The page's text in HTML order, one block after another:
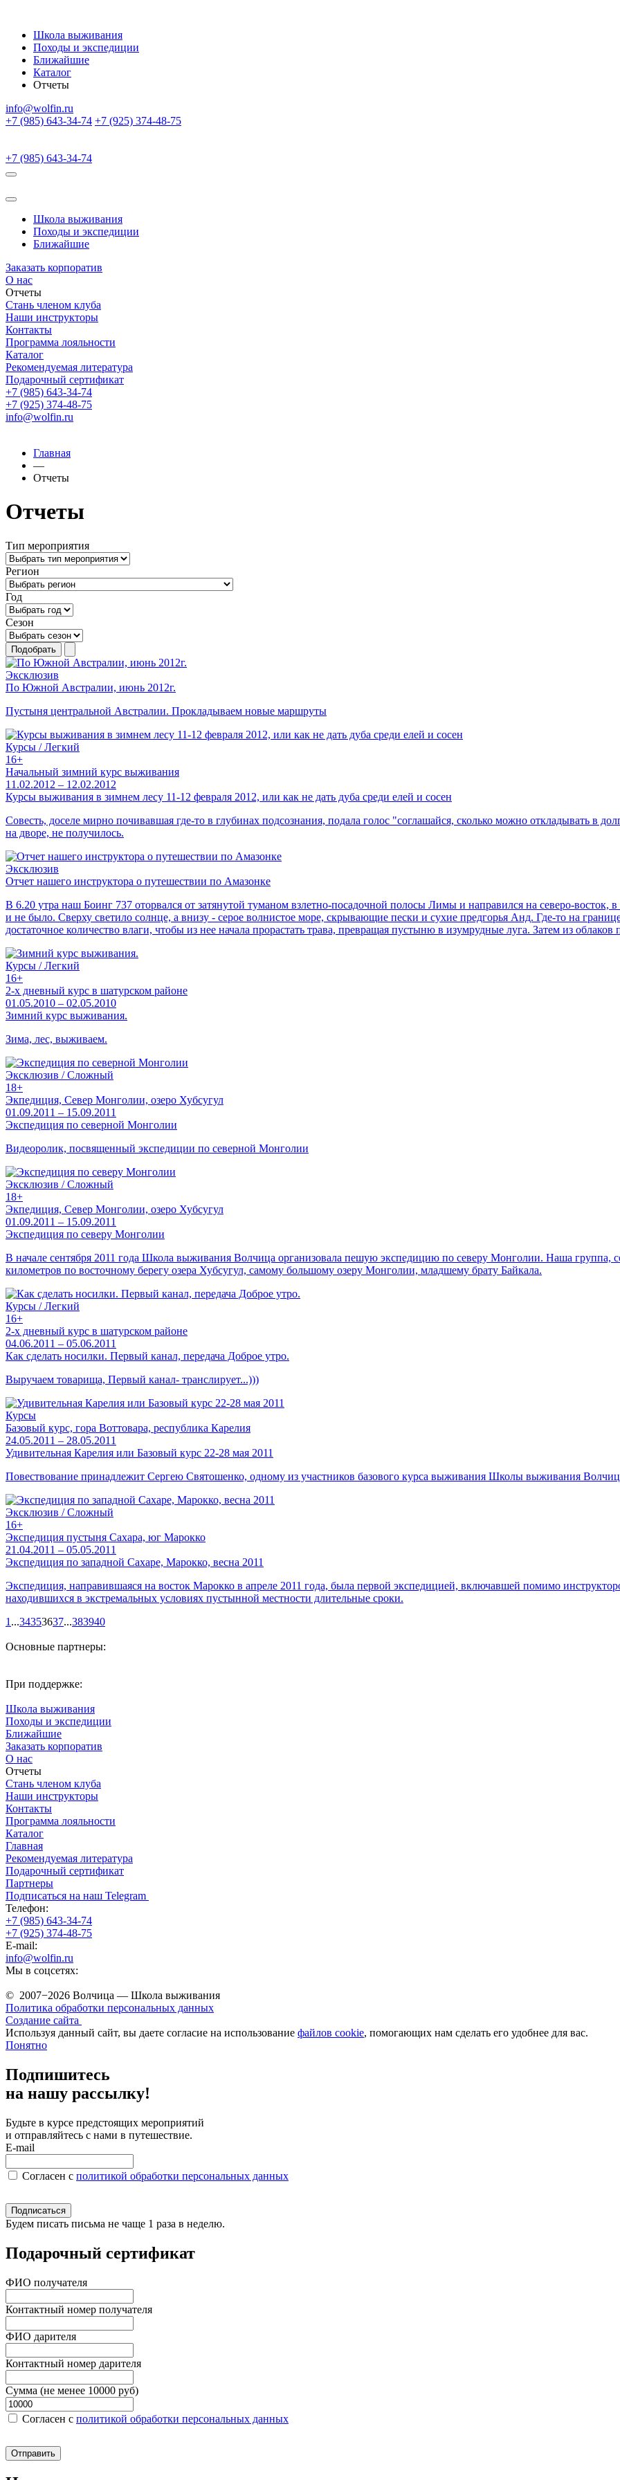
Школа выживания
Походы и экспедиции
Ближайшие
Каталог
Отчеты
info@wolfin.ru
+7 (985) 643-34-74 +7 (925) 374-48-75
+7 (985) 643-34-74
Школа выживания
Походы и экспедиции
Ближайшие
Заказать корпоратив
О нас
Отчеты
Стань членом клуба
Наши инструкторы
Контакты
Программа лояльности
Каталог
Рекомендуемая литература
Подарочный сертификат
+7 (985) 643-34-74
+7 (925) 374-48-75
info@wolfin.ru
Главная
—
Отчеты
Отчеты
Тип мероприятия
Регион
Год
Сезон
Подобрать
Эксклюзив
По Южной Австралии, июнь 2012г.
Пустыня центральной Австралии. Прокладываем новые маршруты
Курсы / Легкий
16+
Начальный зимний курс выживания
11.02.2012 – 12.02.2012
Курсы выживания в зимнем лесу 11-12 февраля 2012, или как не дать дуба среди елей и сосен
Совесть, доселе мирно почивавшая где-то в глубинах подсознания, подала голос "соглашайся, сколько можно откладывать в
на дворе, не получилось.
Эксклюзив
Отчет нашего инструктора о путешествии по Амазонке
В 6.20 утра наш Боинг 737 оторвался от затянутой туманом взлетно-посадочной полосы Лимы и направился на северо-восток,
и не было. Сверху светило солнце, а внизу - серое волнистое море, скрывающие пески и сухие предгорья Анд. Где-то на
достаточное количество влаги, чтобы из нее начала прорастать трава, превращая пустыню в изумрудные луга. Затем из
Курсы / Легкий
16+
2-х дневный курс в шатурском районе
01.05.2010 – 02.05.2010
Зимний курс выживания.
Зима, лес, выживаем.
Эксклюзив / Сложный
18+
Экпедиция, Север Монголии, озеро Хубсугул
01.09.2011 – 15.09.2011
Экспедиция по северной Монголии
Видеоролик, посвященный экспедиции по северной Монголии
Эксклюзив / Сложный
18+
Экпедиция, Север Монголии, озеро Хубсугул
01.09.2011 – 15.09.2011
Экспедиция по северу Монголии
В начале сентября 2011 года Школа выживания Волчица организовала пешую экспедицию по северу Монголии. Наша группа,
километров по восточному берегу озера Хубсугул, самому большому озеру Монголии, младшему брату Байкала.
Курсы / Легкий
16+
2-х дневный курс в шатурском районе
04.06.2011 – 05.06.2011
Как сделать носилки. Первый канал, передача Доброе утро.
Выручаем товарища, Первый канал- транслирует...)))
Курсы
Базовый курс, гора Воттовара, республика Карелия
24.05.2011 – 28.05.2011
Удивительная Карелия или Базовый курс 22-28 мая 2011
Повествование принадлежит Сергею Святошенко, одному из участников базового курса выживания Школы выживания
Эксклюзив / Сложный
16+
Экспедиция пустыня Сахара, юг Марокко
21.04.2011 – 05.05.2011
Экспедиция по западной Сахаре, Марокко, весна 2011
Экспедиция, направившаяся на восток Марокко в апреле 2011 года, была первой экспедицией, включавшей помимо
находившихся в экстремальных условиях пустынной местности длительные сроки.
1 ...34353637...383940
Основные партнеры:
При поддержке:
Школа выживания
Походы и экспедиции
Ближайшие
Заказать корпоратив
О нас
Отчеты
Стань членом клуба
Наши инструкторы
Контакты
Программа лояльности
Каталог
Главная
Рекомендуемая литература
Подарочный сертификат
Партнеры
Подписаться на наш Telegram
Телефон:
+7 (985) 643-34-74
+7 (925) 374-48-75
E-mail:
info@wolfin.ru
Мы в соцсетях:
© 2007−2026 Волчица — Школа выживания
Политика обработки персональных данных
Создание сайта
Используя данный сайт, вы даете согласие на использование файлов cookie, помогающих нам сделать его удобнее для вас.
Понятно
Подпишитесь
на нашу рассылку!
Будьте в курсе предстоящих мероприятий
и отправляйтесь с нами в путешествие.
E-mail
Согласен c политикой обработки персональных данных
Подписаться
Будем писать письма не чаще 1 раза в неделю.
Подарочный сертификат
ФИО получателя
Контактный номер получателя
ФИО дарителя
Контактный номер дарителя
Сумма (не менее 10000 руб)
Согласен c политикой обработки персональных данных
Отправить